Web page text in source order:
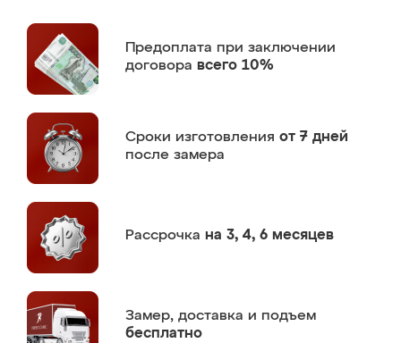
Предоплата при заключении
договора всего 10%
Сроки изготовления от 7 дней
после замера
Рассрочка на 3, 4, 6 месяцев
Замер, доставка и подъем
бесплатно